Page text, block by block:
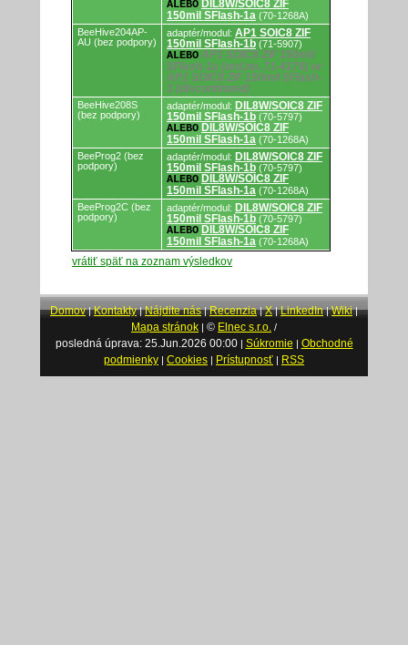
ALEBO DIL8W/SOIC8 ZIF
150mil SFlash-1a (70-1268A)
BeeHive204AP-
AU (bez podpory)
adaptér/modul: AP1 SOIC8 ZIF
150mil SFlash-1b (71-5907)
ALEBO AP1 SOIC8 ZIF 150mil
SFlash-1a (ord.no. 71-4176) or
AP1 SOIC8 ZIF 150mil SFlash-
1 (discontinued)
BeeHive208S
(bez podpory)
adaptér/modul: DIL8W/SOIC8 ZIF
150mil SFlash-1b (70-5797)
ALEBO DIL8W/SOIC8 ZIF
150mil SFlash-1a (70-1268A)
BeeProg2 (bez
podpory)
adaptér/modul: DIL8W/SOIC8 ZIF
150mil SFlash-1b (70-5797)
ALEBO DIL8W/SOIC8 ZIF
150mil SFlash-1a (70-1268A)
BeeProg2C (bez
podpory)
adaptér/modul: DIL8W/SOIC8 ZIF
150mil SFlash-1b (70-5797)
ALEBO DIL8W/SOIC8 ZIF
150mil SFlash-1a (70-1268A)
vrátiť späť na zoznam výsledkov
Domov|Kontakty|Nájdite nás|Recenzia|X|LinkedIn|Wiki|
Mapa stránok | © Elnec s.r.o. /
posledná úprava: 25.Jun.2026 00:00| Súkromie | Obchodné
podmienky | Cookies | Prístupnosť | RSS